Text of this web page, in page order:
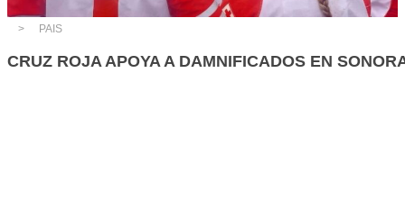
PAIS
CRUZ ROJA APOYA A DAMNIFICADOS EN